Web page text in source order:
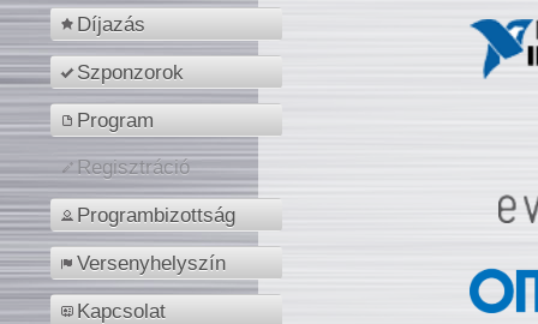
Díjazás
Szponzorok
Program
Regisztráció
Programbizottság
Versenyhelyszín
Kapcsolat